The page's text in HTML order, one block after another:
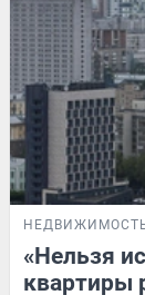
«Нельзя
квартиры